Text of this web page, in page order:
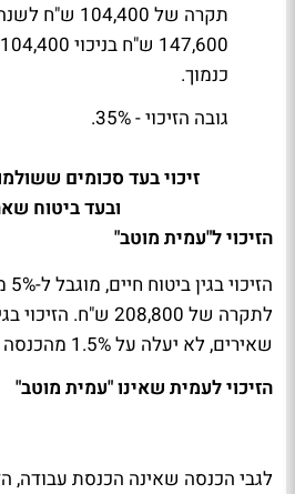
כנמוך.
גובה הזיכוי - 35%.
זיכוי בעד סכומים
ובעד ביטוח
הזיכוי ל"עמית מוטב"
לתקרה של 208,800
שאירים, לא יעלה על 1.5% מהכנסה מזכה.
הזיכוי לעמית שאינו "עמית מוטב"
לגבי הכנסה שאינה הכנסת עבודה,